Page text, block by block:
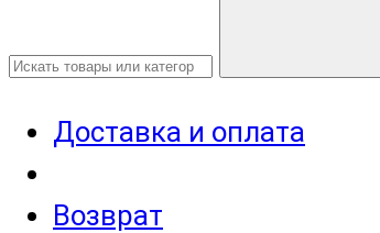
Доставка и оплата
Возврат